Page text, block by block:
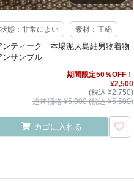
状態：非常によい 素材：正絹
ンティーク 本場泥大島紬男物着物
ンサンブル
期間限定50％OFF！
¥2,500
(税込 ¥2,750)
通常価格 ¥5,000 (税込 ¥5,500)
カゴに入れる